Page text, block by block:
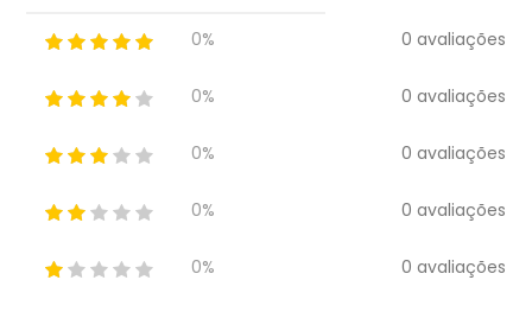
0% 0 avaliações
0% 0 avaliações
0% 0 avaliações
0% 0 avaliações
0% 0 avaliações